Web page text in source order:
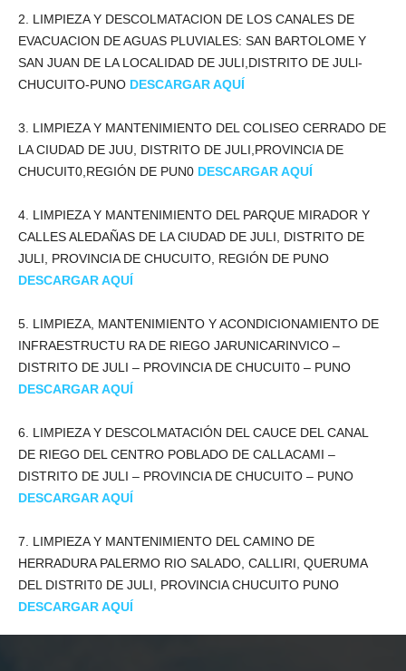
2. LIMPIEZA Y DESCOLMATACION DE LOS CANALES DE
EVACUACION DE AGUAS PLUVIALES: SAN BARTOLOME Y
SAN JUAN DE LA LOCALIDAD DE JULI,DISTRITO DE JULl-
CHUCUITO-PUNO DESCARGAR AQUÍ
3. LIMPIEZA Y MANTENIMIENTO DEL COLISEO CERRADO DE
LA CIUDAD DE JUU, DISTRITO DE JULI,PROVINCIA DE
CHUCUIT0,REGIÓN DE PUN0 DESCARGAR AQUÍ
4. LIMPIEZA Y MANTENIMIENTO DEL PARQUE MIRADOR Y
CALLES ALEDAÑAS DE LA CIUDAD DE JULI, DISTRITO DE
JULI, PROVINCIA DE CHUCUITO, REGIÓN DE PUNO
DESCARGAR AQUÍ
5. LIMPIEZA, MANTENIMIENTO Y ACONDICIONAMIENTO DE
INFRAESTRUCTU RA DE RIEGO JARUNICARINVICO –
DISTRITO DE JULI – PROVINCIA DE CHUCUIT0 – PUNO
DESCARGAR AQUÍ
6. LIMPIEZA Y DESCOLMATACIÓN DEL CAUCE DEL CANAL
DE RIEGO DEL CENTRO POBLADO DE CALLACAMI –
DISTRITO DE JULI – PROVINCIA DE CHUCUITO – PUNO
DESCARGAR AQUÍ
7. LIMPIEZA Y MANTENIMIENTO DEL CAMINO DE
HERRADURA PALERMO RIO SALADO, CALLIRI, QUERUMA
DEL DISTRIT0 DE JULI, PROVINCIA CHUCUITO­ PUNO
DESCARGAR AQUÍ